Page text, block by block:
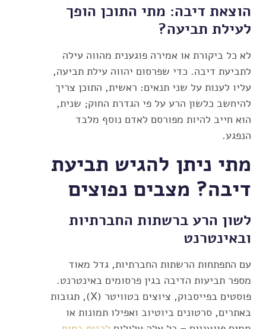
הוצאת דיבה: מתי התוכן הופך
לעילת תביעה?
לא כל ביקורת או אמירה פוגענית מהווה עילה
לתביעת דיבה. כדי שפרסום יהווה עילת תביעה,
עליו לענות על שני תנאים: ראשית, התוכן צריך
להיחשב כלשון הרע על פי הגדרת החוק; שנית,
הוא חייב להיות מפורסם לאדם נוסף מלבד
הנפגע.
מתי ניתן להגיש תביעת
דיבה? מצבים נפוצים
לשון הרע ברשתות החברתיות
ובאינטרנט
עם התפתחות הרשתות החברתיות, גדל מאוד
מספר תביעות הדיבה בגין פרסומים באינטרנט.
פוסטים בפייסבוק, ציוצים בטוויטר (X), תגובות
באתרים, סרטונים ביוטיוב ואפילו תמונות או